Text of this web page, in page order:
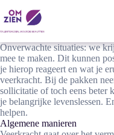
naar
de
Onverwachte situaties: we
mee te maken. Dit kunnen
je hierop reageert en wat je
veerkracht. Bij de pakken
sollicitatie of toch eens beter
je belangrijke levenslessen.
helpen.
Algemene manieren